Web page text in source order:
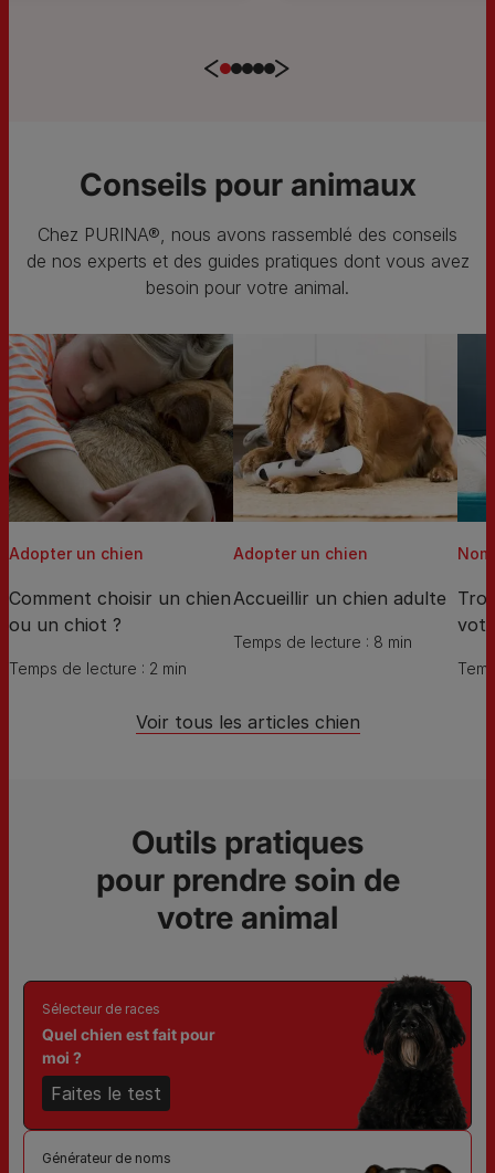
12345
Conseils pour animaux
Chez PURINA®, nous avons rassemblé des conseils
de nos experts et des guides pratiques dont vous avez
besoin pour votre animal.
Adopter un chien
Comment choisir un chien
ou un chiot ?
Temps de lecture : 2 min
Adopter un chien
Accueillir un chien adulte
Temps de lecture : 8 min
Voir tous les articles chien
Outils pratiques
pour prendre soin de
votre animal
Sélecteur de races
Quel chien est fait pour
moi ?
Faites le test
Générateur de noms